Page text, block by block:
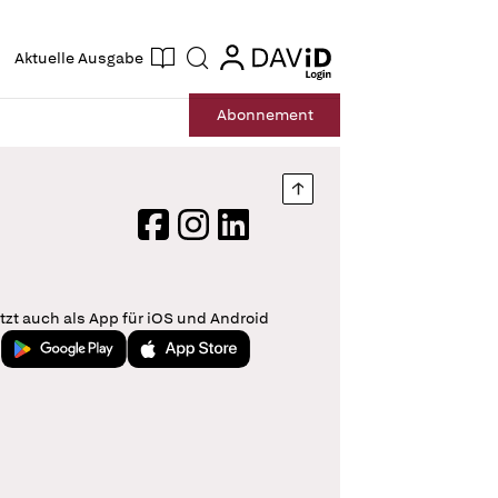
Aktuelle Ausgabe Suche login
login
Abonnement
Nach oben springen
FacebookInstagram
LinkedIn
auch als App für iOS und Android
Jetzt bei Google PlayLaden im App Store